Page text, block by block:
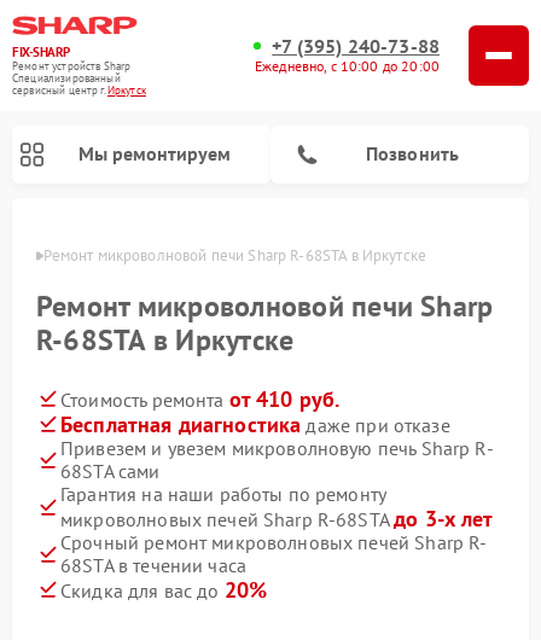
FIX-SHARP
Ремонт устройств Sharp
Специализированный
cервисный центр г.Иркутск
+7 (395) 240-73-88
Ежедневно, с 10:00 до 20:00
Мы ремонтируем Позвонить
Ремонт микроволновой печи Sharp R-68STA в Иркутске
Ремонт микроволновой печи Sharp
R-68STA в Иркутске
Стоимость ремонта от 410 руб.
Бесплатная диагностика даже при отказе
Привезем и увезем микроволновую печь Sharp R-
68STA сами
Гарантия на наши работы по ремонту
микроволновых печей Sharp R-68STAдо 3-х лет
Срочный ремонт микроволновых печей Sharp R-
68STA в течении часа
Скидка для вас до 20%